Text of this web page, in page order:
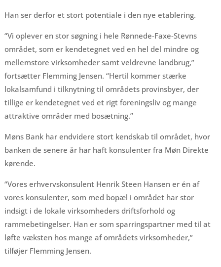
Han ser derfor et stort potentiale i den nye etablering.
“Vi oplever en stor søgning i hele Rønnede-Faxe-Stevns
området, som er kendetegnet ved en hel del mindre og
mellemstore virksomheder samt veldrevne landbrug,”
fortsætter Flemming Jensen. “Hertil kommer stærke
lokalsamfund i tilknytning til områdets provinsbyer, der
tillige er kendetegnet ved et rigt foreningsliv og mange
attraktive områder med bosætning.”
Møns Bank har endvidere stort kendskab til området, hvor
banken de senere år har haft konsulenter fra Møn Direkte
kørende.
“Vores erhvervskonsulent Henrik Steen Hansen er én af
vores konsulenter, som med bopæl i området har stor
indsigt i de lokale virksomheders driftsforhold og
rammebetingelser. Han er som sparringspartner med til at
løfte væksten hos mange af områdets virksomheder,”
tilføjer Flemming Jensen.